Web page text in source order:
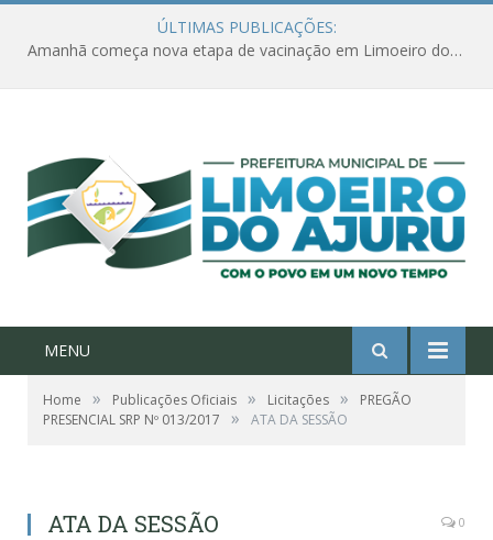
ÚLTIMAS PUBLICAÇÕES:
Amanhã começa nova etapa de vacinação em Limoeiro do Ajuru para idosos com 65 ou mais
MENU
Home » Publicações Oficiais » Licitações »
PREGÃO
PRESENCIAL SRP Nº 013/2017
» ATA DA SESSÃO
ATA DA SESSÃO 0